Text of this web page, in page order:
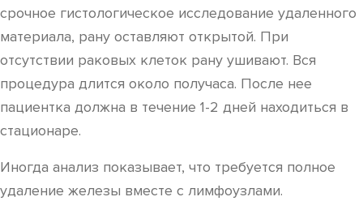
срочное гистологическое исследование удаленного
материала, рану оставляют открытой. При
отсутствии раковых клеток рану ушивают. Вся
процедура длится около получаса. После нее
пациентка должна в течение 1-2 дней находиться в
стационаре.
Иногда анализ показывает, что требуется полное
удаление железы вместе с лимфоузлами.